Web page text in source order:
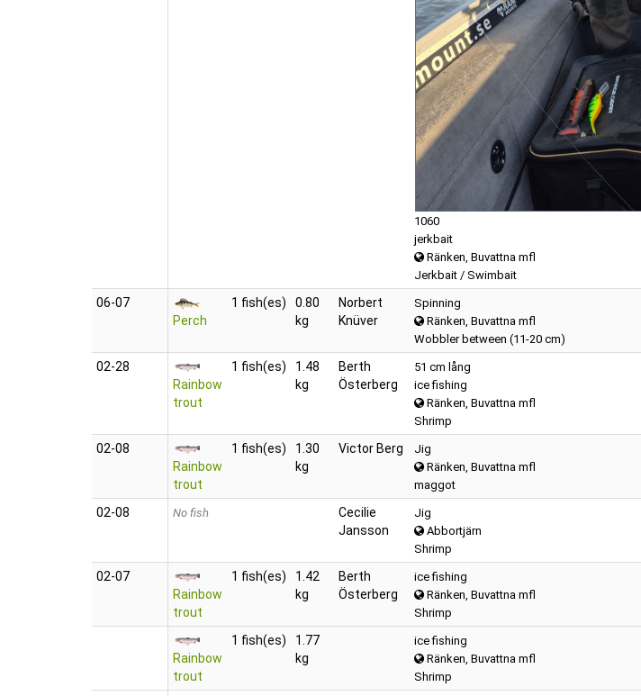
1060
jerkbait
Ränken, Buvattna mfl
Jerkbait / Swimbait
06‑07
Perch
1 fish(es)
0.80
kg
Norbert
Knüver
Spinning
Ränken, Buvattna mfl
Wobbler between (11-20 cm)
02‑28
Rainbow
trout
1 fish(es)
1.48
kg
Berth
Österberg
51 cm lång
ice fishing
Ränken, Buvattna mfl
Shrimp
02‑08
Rainbow
trout
1 fish(es)
1.30
kg
Victor Berg
Jig
Ränken, Buvattna mfl
maggot
02‑08 No fish
Cecilie
Jansson
Jig
Abbortjärn
Shrimp
02‑07
Rainbow
trout
1 fish(es)
1.42
kg
Berth
Österberg
ice fishing
Ränken, Buvattna mfl
Shrimp
Rainbow
trout
1 fish(es)
1.77
kg
ice fishing
Ränken, Buvattna mfl
Shrimp